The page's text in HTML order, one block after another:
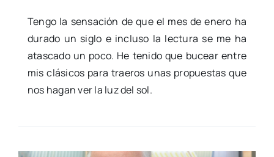
Ten­go la sen­sa­ción de que el mes de enero ha
dura­do un siglo e inclu­so la lec­tu­ra se me ha
atas­ca­do un poco. He teni­do que bucear entre
mis clá­si­cos para trae­ros unas pro­pues­tas que
nos hagan ver la luz del sol.